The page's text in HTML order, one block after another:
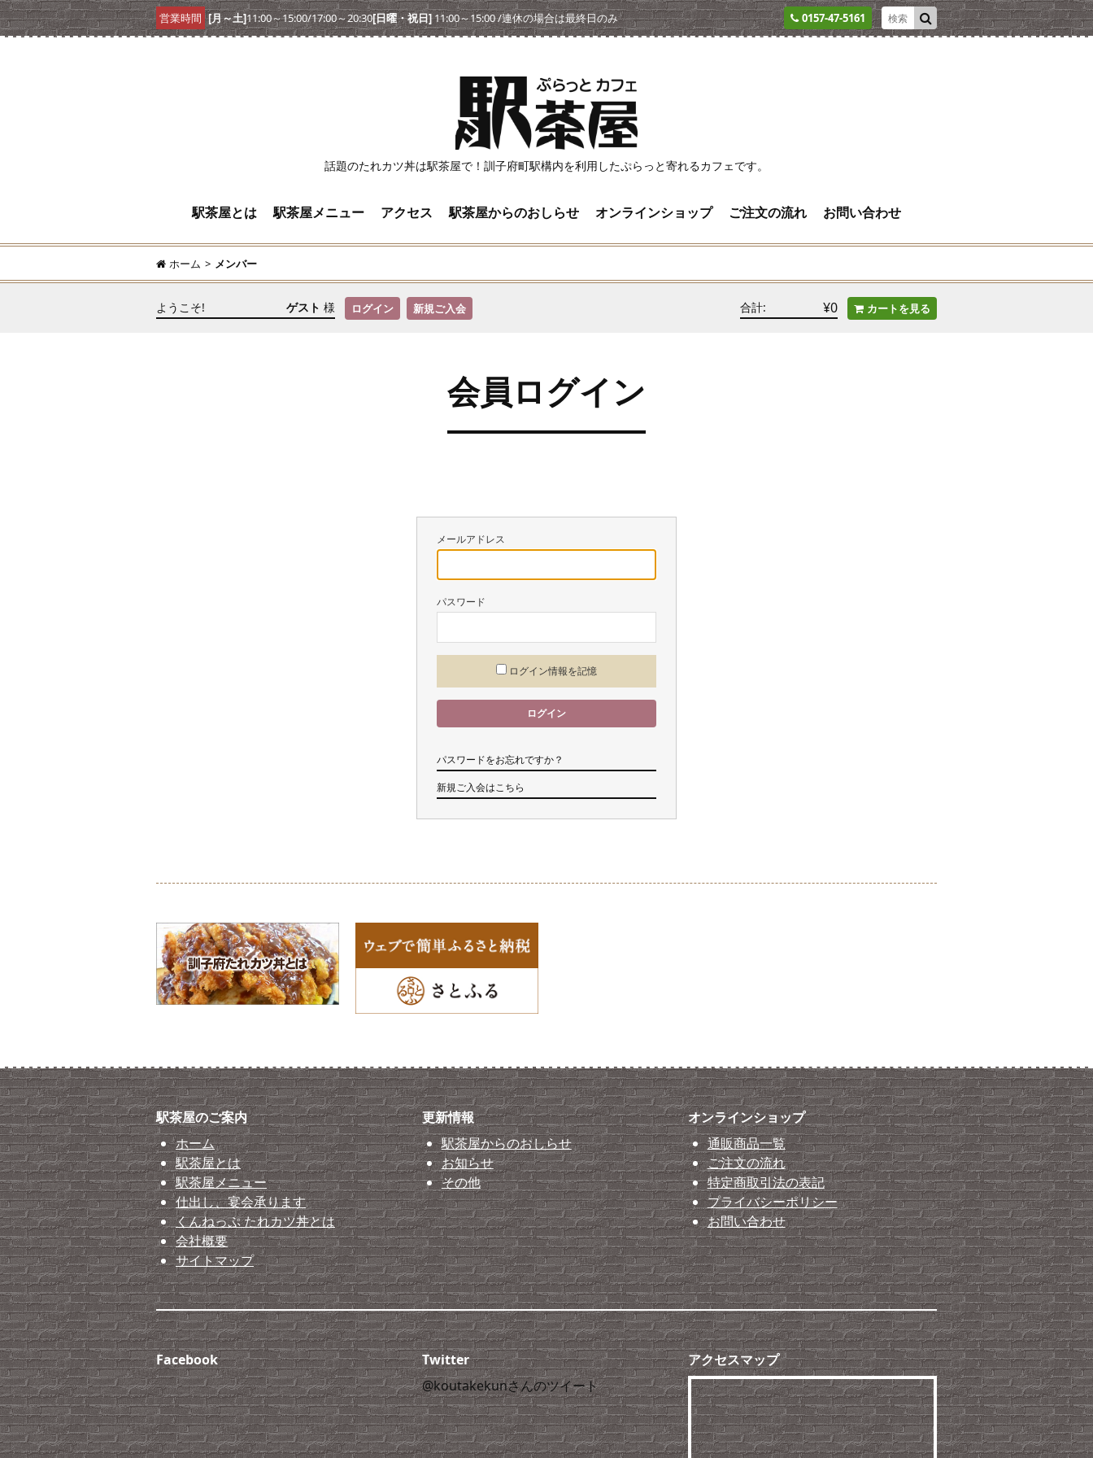
営業時間 [月～土]11:00～15:00/17:00～20:30[日曜・祝日]11:00～15:00 /連休の場合は最終日のみ 0157-47-5161
話題のたれカツ丼は駅茶屋で！訓子府町駅構内を利用したぷらっと寄れるカフェです。
駅茶屋とは 駅茶屋メニュー アクセス 駅茶屋からのおしらせ オンラインショップ ご注文の流れ お問い合わせ
ホーム > メンバー
ようこそ! ゲスト 様 ログイン 新規ご入会 合計: ¥0 カートを見る
会員ログイン
メールアドレス
パスワード
ログイン情報を記憶
パスワードをお忘れですか？
新規ご入会はこちら
駅茶屋のご案内
ホーム
駅茶屋とは
駅茶屋メニュー
仕出し、宴会承ります
くんねっぷ たれカツ丼とは
会社概要
サイトマップ
更新情報
駅茶屋からのおしらせ
お知らせ
その他
オンラインショップ
通販商品一覧
ご注文の流れ
特定商取引法の表記
プライバシーポリシー
お問い合わせ
Facebook
Twitter
@koutakekunさんのツイート
アクセスマップ